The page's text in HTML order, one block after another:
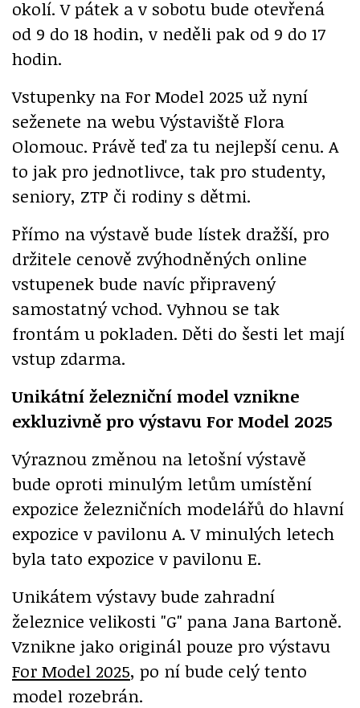
okolí. V pátek a v sobotu bude otevřená
od 9 do 18 hodin, v neděli pak od 9 do 17
hodin.
Vstupenky na For Model 2025 už nyní
seženete na webu Výstaviště Flora
Olomouc. Právě teď za tu nejlepší cenu. A
to jak pro jednotlivce, tak pro studenty,
seniory, ZTP či rodiny s dětmi.
Přímo na výstavě bude lístek dražší, pro
držitele cenově zvýhodněných online
vstupenek bude navíc připravený
samostatný vchod. Vyhnou se tak
frontám u pokladen. Děti do šesti let mají
vstup zdarma.
Unikátní železniční model vznikne
exkluzivně pro výstavu For Model 2025
Výraznou změnou na letošní výstavě
bude oproti minulým letům umístění
expozice železničních modelářů do hlavní
expozice v pavilonu A. V minulých letech
byla tato expozice v pavilonu E.
Unikátem výstavy bude zahradní
železnice velikosti "G" pana Jana Bartoně.
Vznikne jako originál pouze pro výstavu
For Model 2025, po ní bude celý tento
model rozebrán.